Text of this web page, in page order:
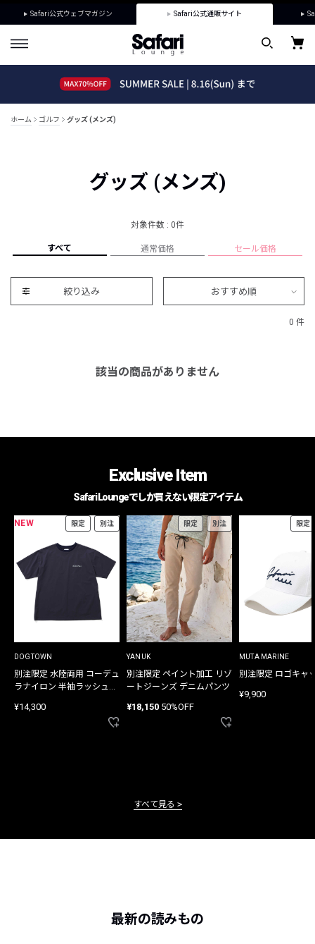
Safari公式ウェブマガジン Safari公式通販サイト
ホーム ゴルフ グッズ (メンズ)
グッズ (メンズ)
対象件数 : 0件
すべて 通常価格 セール価格
絞り込み おすすめ順
0 件
該当の商品がありません
Exclusive Item
Safari Loungeでしか買えない限定アイテム
NEW 限定 別注
DOGTOWN
別注限定 水陸両用 コーデュ
ラナイロン 半袖ラッシュガ
¥14,300
限定 別注
YANUK
別注限定 ペイント加工 リゾ
ートジーンズ デニムパンツ
¥18,150 50%OFF
限定
MUTA MARINE
別注限定 ロゴキャ
¥9,900
すべて見る
最新の読みもの